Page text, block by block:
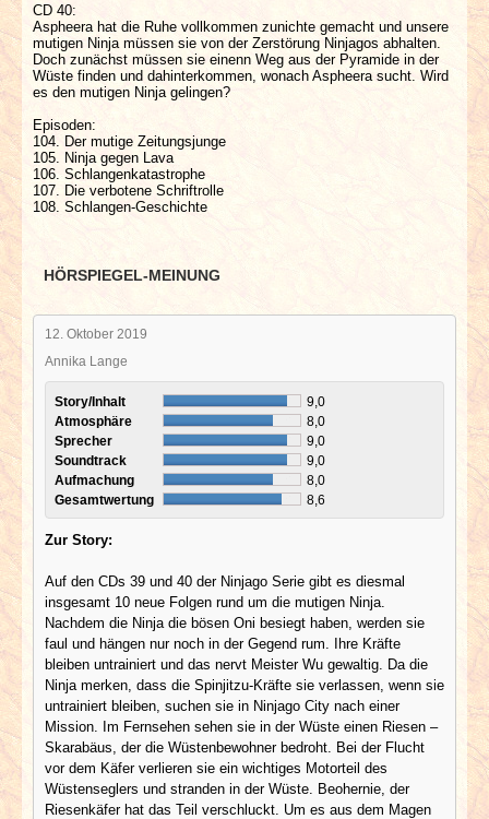
CD 40:
Aspheera hat die Ruhe vollkommen zunichte gemacht und unsere
mutigen Ninja müssen sie von der Zerstörung Ninjagos abhalten.
Doch zunächst müssen sie einenn Weg aus der Pyramide in der
Wüste finden und dahinterkommen, wonach Aspheera sucht. Wird
es den mutigen Ninja gelingen?
Episoden:
104. Der mutige Zeitungsjunge
105. Ninja gegen Lava
106. Schlangenkatastrophe
107. Die verbotene Schriftrolle
108. Schlangen-Geschichte
HÖRSPIEGEL-MEINUNG
12. Oktober 2019
Annika Lange
Story/Inhalt
9,0
Atmosphäre
8,0
Sprecher
9,0
Soundtrack
9,0
Aufmachung
8,0
Gesamtwertung
8,6
Zur Story:
Auf den CDs 39 und 40 der Ninjago Serie gibt es diesmal
insgesamt 10 neue Folgen rund um die mutigen Ninja.
Nachdem die Ninja die bösen Oni besiegt haben, werden sie
faul und hängen nur noch in der Gegend rum. Ihre Kräfte
bleiben untrainiert und das nervt Meister Wu gewaltig. Da die
Ninja merken, dass die Spinjitzu-Kräfte sie verlassen, wenn sie
untrainiert bleiben, suchen sie in Ninjago City nach einer
Mission. Im Fernsehen sehen sie in der Wüste einen Riesen –
Skarabäus, der die Wüstenbewohner bedroht. Bei der Flucht
vor dem Käfer verlieren sie ein wichtiges Motorteil des
Wüstenseglers und stranden in der Wüste. Beohernie, der
Riesenkäfer hat das Teil verschluckt. Um es aus dem Magen